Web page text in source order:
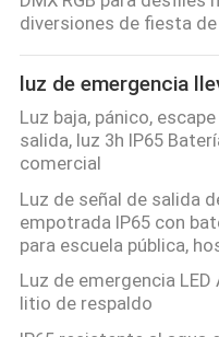
diversiones de fiesta
luz de emergencia
Luz baja, pánico,
salida, luz 3h IP65
comercial
Luz de señal de salida
empotrada IP65 con
para escuela pública,
Luz de emergencia LED
litio de respaldo